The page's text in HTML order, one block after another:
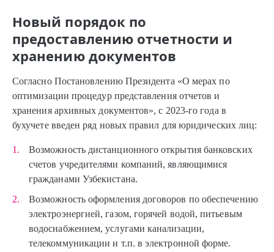
Новый порядок по
предоставлению отчетности и
хранению документов
Согласно Постановлению Президента «О мерах по
оптимизации процедур представления отчетов и
хранения архивных документов», с 2023-го года в
бухучете введен ряд новых правил для юридических лиц:
Возможность дистанционного открытия банковских
счетов учредителями компаний, являющимися
гражданами Узбекистана.
Возможность оформления договоров по обеспечению
электроэнергией, газом, горячей водой, питьевым
водоснабжением, услугами канализации,
телекоммуникации и т.п. в электронной форме.